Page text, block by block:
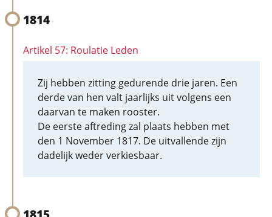
1814
Artikel 57: Roulatie Leden
Zij hebben zitting gedurende drie jaren. Een
derde van hen valt jaarlijks uit volgens een
daarvan te maken rooster.
De eerste aftreding zal plaats hebben met
den 1 November 1817. De uitvallende zijn
dadelijk weder verkiesbaar.